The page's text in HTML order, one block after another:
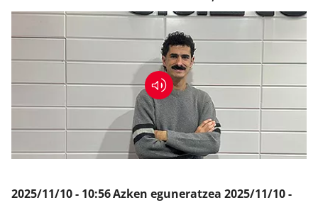
2025/11/10 - 10:56Azken eguneratzea 2025/11/10 -